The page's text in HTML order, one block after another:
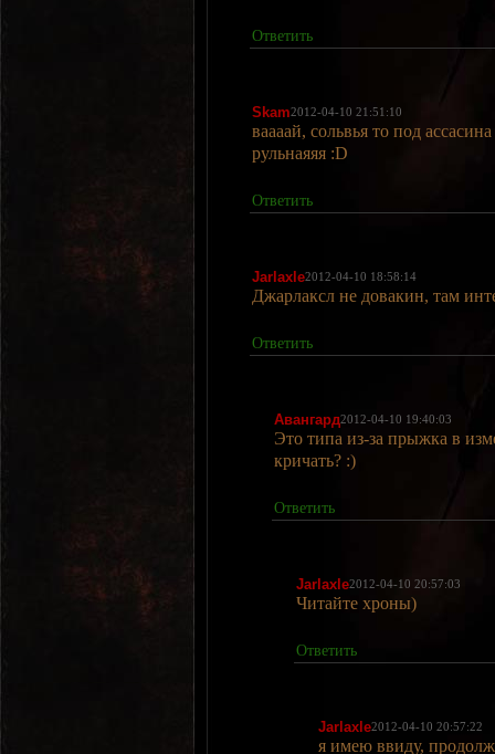
Ответить
Skam2012-04-10 21:51:10
ваааай, сольвья то под
рульнаяяя :D
Ответить
Jarlaxle2012-04-10 18:58:14
Джарлаксл не довакин, там
Ответить
Авангард2012-04-10 19:40:03
Это типа из-за прыжка в
кричать? :)
Ответить
Jarlaxle2012-04-10 20:57:03
Читайте хроны)
Ответить
Jarlaxle2012-04-10 20:57:22
я имею ввиду,